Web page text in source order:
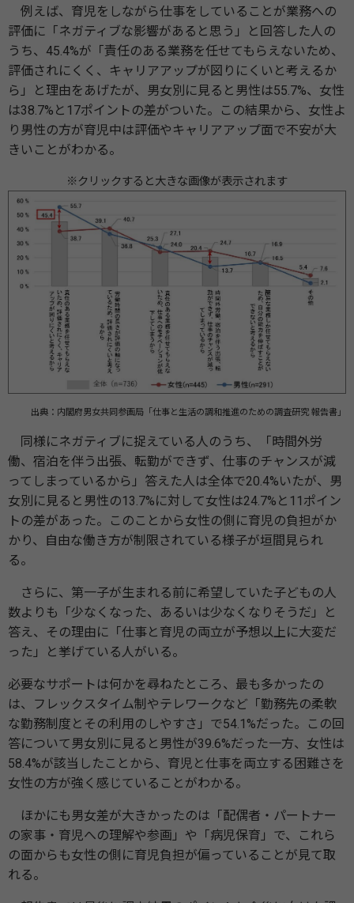
例えば、育児をしながら仕事をしていることが業務への
評価に「ネガティブな影響があると思う」と回答した人の
うち、45.4%が「責任のある業務を任せてもらえないため、
評価されにくく、キャリアアップが図りにくいと考えるか
ら」と理由をあげたが、男女別に見ると男性は55.7%、女性
は38.7%と17ポイントの差がついた。この結果から、女性よ
り男性の方が育児中は評価やキャリアアップ面で不安が大
きいことがわかる。
※クリックすると大きな画像が表示されます
出典：内閣府男女共同参画局「仕事と生活の調和推進のための調査研究 報告書」
同様にネガティブに捉えている人のうち、「時間外労
働、宿泊を伴う出張、転勤ができず、仕事のチャンスが減
ってしまっているから」答えた人は全体で20.4%いたが、男
女別に見ると男性の13.7%に対して女性は24.7%と11ポイン
トの差があった。このことから女性の側に育児の負担がか
かり、自由な働き方が制限されている様子が垣間見られ
る。
さらに、第一子が生まれる前に希望していた子どもの人
数よりも「少なくなった、あるいは少なくなりそうだ」と
答え、その理由に「仕事と育児の両立が予想以上に大変だ
った」と挙げている人がいる。
必要なサポートは何かを尋ねたところ、最も多かったの
は、フレックスタイム制やテレワークなど「勤務先の柔軟
な勤務制度とその利用のしやすさ」で54.1%だった。この回
答について男女別に見ると男性が39.6%だった一方、女性は
58.4%が該当したことから、育児と仕事を両立する困難さを
女性の方が強く感じていることがわかる。
ほかにも男女差が大きかったのは「配偶者・パートナー
の家事・育児への理解や参画」や「病児保育」で、これら
の面からも女性の側に育児負担が偏っていることが見て取
れる。